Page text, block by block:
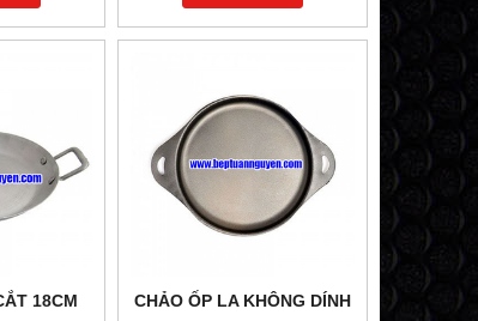
18CM CHẢO ỐP LA KHÔNG DÍNH